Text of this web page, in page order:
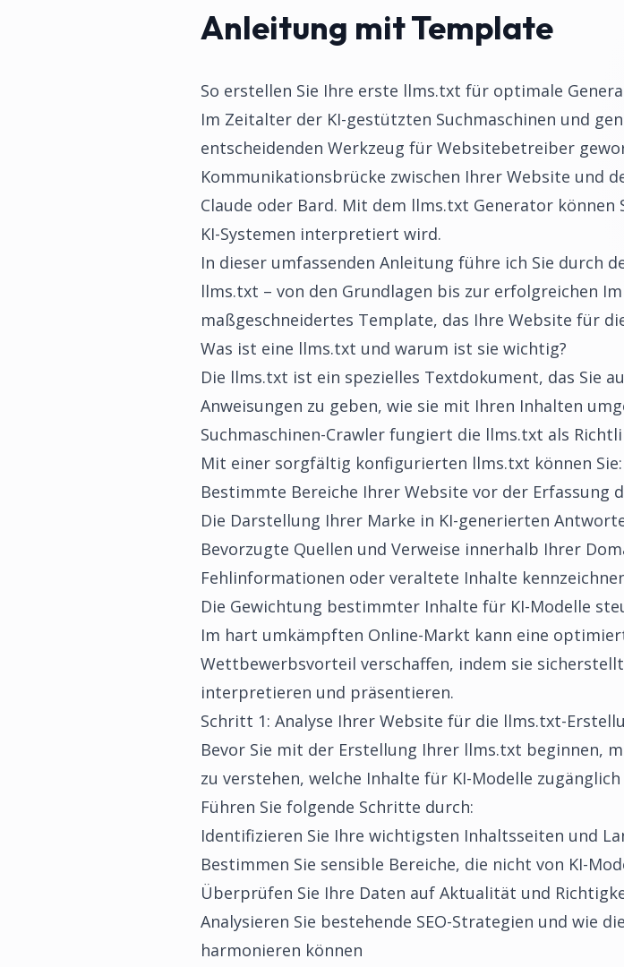
Anleitung mit Template
So erstellen Sie Ihre erste llms.txt für optimale
Im Zeitalter der KI-gestützten Suchmaschinen und
entscheidenden Werkzeug für Websitebetreiber
Kommunikationsbrücke zwischen Ihrer Website und
Claude oder Bard. Mit dem llms.txt Generator
KI-Systemen interpretiert wird.
In dieser umfassenden Anleitung führe ich Sie durch
llms.txt – von den Grundlagen bis zur erfolgreichen
maßgeschneidertes Template, das Ihre Website für
Was ist eine llms.txt und warum ist sie wichtig?
Die llms.txt ist ein spezielles Textdokument, das Sie
Anweisungen zu geben, wie sie mit Ihren Inhalten
Suchmaschinen-Crawler fungiert die llms.txt als
Mit einer sorgfältig konfigurierten llms.txt können Sie:
Bestimmte Bereiche Ihrer Website vor der Erfassung
Die Darstellung Ihrer Marke in KI-generierten
Bevorzugte Quellen und Verweise innerhalb Ihrer
Fehlinformationen oder veraltete Inhalte
Die Gewichtung bestimmter Inhalte für KI-Modelle
Im hart umkämpften Online-Markt kann eine
Wettbewerbsvorteil verschaffen, indem sie
interpretieren und präsentieren.
Schritt 1: Analyse Ihrer Website für die llms.txt-
Bevor Sie mit der Erstellung Ihrer llms.txt beginnen,
zu verstehen, welche Inhalte für KI-Modelle
Führen Sie folgende Schritte durch:
Identifizieren Sie Ihre wichtigsten Inhaltsseiten und
Bestimmen Sie sensible Bereiche, die nicht von KI-
Überprüfen Sie Ihre Daten auf Aktualität und
Analysieren Sie bestehende SEO-Strategien und wie
harmonieren können